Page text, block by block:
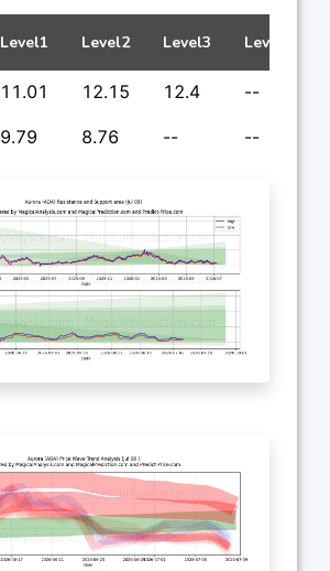
Level1 Level2 Level3 Level4
11.01 12.15 12.4 --
9.79 8.76 -- --